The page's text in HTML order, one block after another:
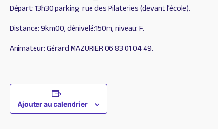
Départ: 13h30 parking rue des Pilateries (devant l’école).
Distance: 9km00, dénivelé:150m, niveau: F.
Animateur: Gérard MAZURIER 06 83 01 04 49.
Ajouter au calendrier